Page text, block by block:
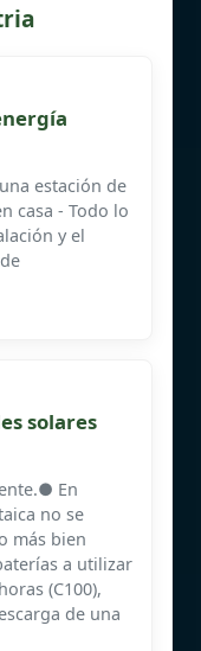
estación de
casa - Todo lo
y el
solares
En
no se
más bien
a utilizar
(C100),
de una